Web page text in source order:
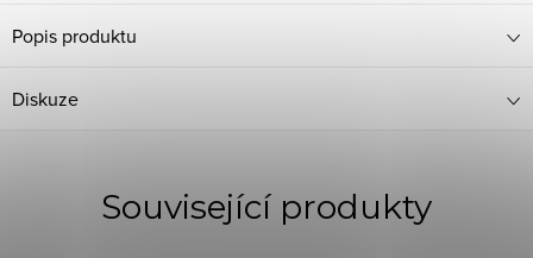
Popis produktu
Diskuze
Související produkty